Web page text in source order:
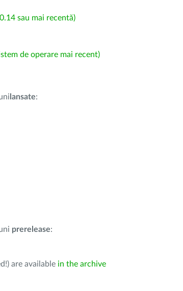
sau mai recentă)
de operare mai recent)
lansate:
prerelease:
are available in the archive